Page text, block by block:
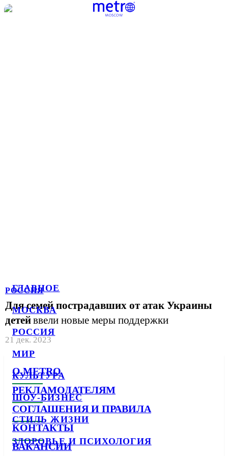
ГЛАВНОЕ
МОСКВА
РОССИЯ
МИР
КУЛЬТУРА
ШОУ-БИЗНЕС
СТИЛЬ ЖИЗНИ
ЗДОРОВЬЕ И ПСИХОЛОГИЯ
РОССИЯ
Для семей пострадавших от атак Украины
детейввели новые меры поддержки
21 дек. 2023
О METRO
РЕКЛАМОДАТЕЛЯМ
СОГЛАШЕНИЯ И ПРАВИЛА
КОНТАКТЫ
ВАКАНСИИ